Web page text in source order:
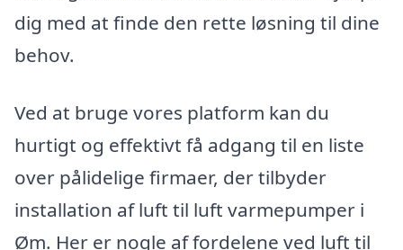
dig med at finde den rette løsning til dine
behov.
Ved at bruge vores platform kan du
hurtigt og effektivt få adgang til en liste
over pålidelige firmaer, der tilbyder
installation af luft til luft varmepumper i
Øm. Her er nogle af fordelene ved luft til